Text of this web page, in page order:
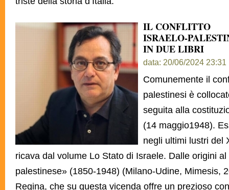
IL CONFLITTO
ISRAELO-
IN DUE LIBRI
data: 20/06/2024 23:31
Comunemente il
palestinesi è
seguita alla
(14 maggio1948).
negli ultimi lustri del
ricava dal volume Lo Stato di Israele. Dalle origini
palestinese» (1850-1948) (Milano-Udine, Mimesis,
Regina, che su questa vicenda offre un prezioso